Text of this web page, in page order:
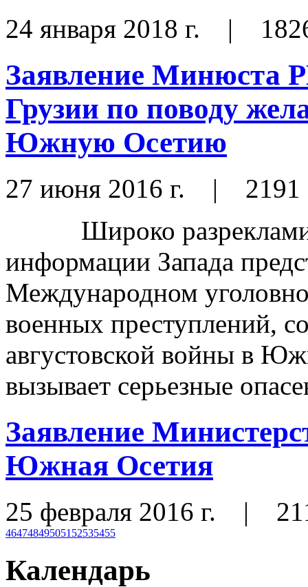
24 января 2018 г. |
Заявление Минюста
Грузии по поводу
Южную Осетию
27 июня 2016 г. | 2191
Широко
информации Запада
Международном
военных преступлений,
августовской войны в
вызывает серьезные
Заявление
Южная Осетия
25 февраля 2016 г. |
464748495051 52535455
Календарь